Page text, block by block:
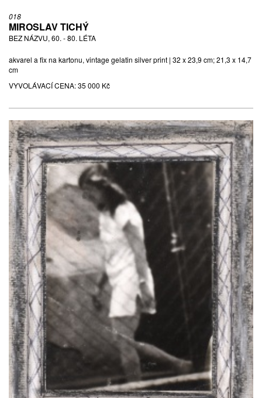
018
MIROSLAV TICHÝ
BEZ NÁZVU, 60. - 80. LÉTA
akvarel a fix na kartonu, vintage gelatin silver print | 32 x 23,9 cm; 21,3 x 14,7
cm
VYVOLÁVACÍ CENA:35 000 Kč